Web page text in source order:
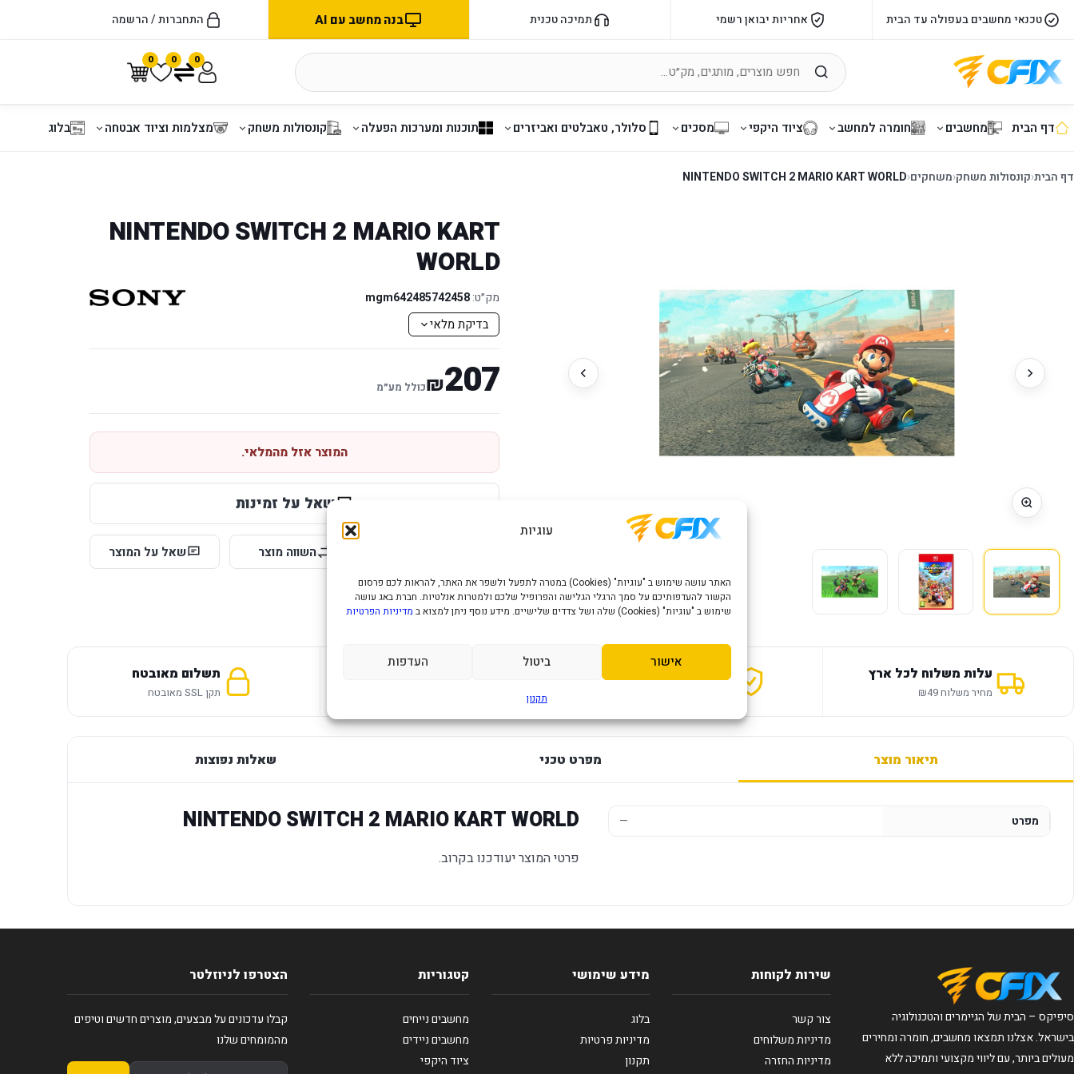
עוגיות
האתר עושה שימוש ב "עוגיות" (Cookies) במטרה לתפעל ולשפר את האתר, להראות לכם פרסום
הקשור להעדפותיכם על סמך הרגלי הגלישה והפרופיל שלכם ולמטרות אנלטיות. חברת באג עושה
שימוש ב "עוגיות" (Cookies) שלה ושל צדדים שלישיים. מידע נוסף ניתן למצוא ב
מדיניות הפרטיות
אישור ביטול העדפות
תקנון
טכנאי מחשבים בעפולה עד הבית אחריות יבואן רשמי תמיכה טכנית בנה מחשב עם AI התחברות / הרשמה
0 0 0
דף הבית מחשבים חומרה למחשב ציוד היקפי מסכים סלולר, טאבלטים ואביזרים תוכנות ומערכות הפעלה קונסולות משחק מצלמות וציוד אבטחה בלוג
דף הבית‹קונסולות משחק‹משחקים‹
NINTENDO SWITCH 2 MARIO KART WORLD
NINTENDO SWITCH 2 MARIO KART
WORLD
מק״ט:mgm642485742458
בדיקת מלאי
207
₪כולל מע״מ
המוצר אזל מהמלאי.
שאל על זמינות
השווה מוצר שאל על המוצר
עלות משלוח לכל ארץ
מחיר משלוח ₪49
אחריות יבואן רשמי תשלום מאובטח
תקן SSL מאובטח
תיאור מוצר מפרט טכני שאלות נפוצות
מפרט —
NINTENDO SWITCH 2 MARIO KART WORLD
פרטי המוצר יעודכנו בקרוב.
סיפיקס – הבית של הגיימרים והטכנולוגיה
בישראל. אצלנו תמצאו מחשבים, חומרה ומחירים
מעולים ביותר, עם ליווי מקצועי ותמיכה ללא
שירות לקוחות
צור קשר
מדיניות משלוחים
מדיניות החזרה
מידע שימושי
בלוג
מדיניות פרטיות
תקנון
קטגוריות
מחשבים נייחים
מחשבים ניידים
ציוד היקפי
הצטרפו לניוזלטר
קבלו עדכונים על מבצעים, מוצרים חדשים וטיפים
מהמומחים שלנו